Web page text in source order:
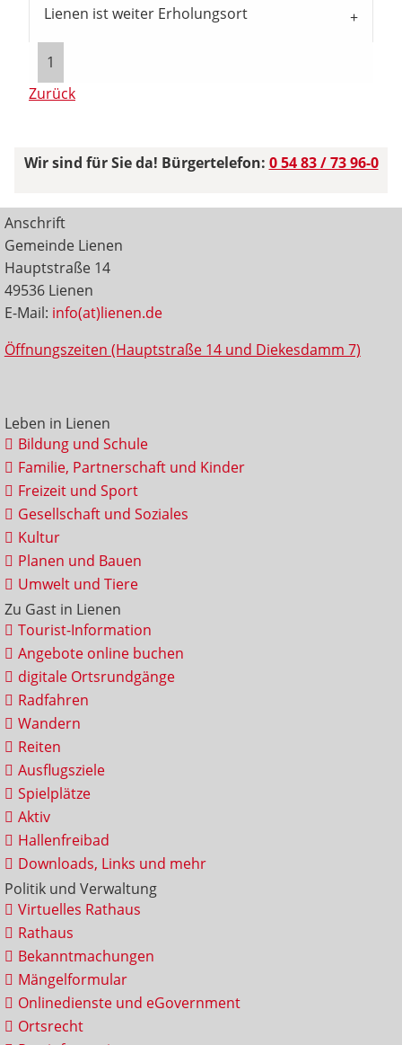
Lienen ist weiter Erholungsort
1
Zurück
Wir sind für Sie da! Bürgertelefon: 0 54 83 / 73 96-0
Anschrift
Gemeinde Lienen
Hauptstraße 14
49536 Lienen
E-Mail: info(at)lienen.de
Öffnungszeiten (Hauptstraße 14 und Diekesdamm 7)
Leben in Lienen
Bildung und Schule
Familie, Partnerschaft und Kinder
Freizeit und Sport
Gesellschaft und Soziales
Kultur
Planen und Bauen
Umwelt und Tiere
Zu Gast in Lienen
Tourist-Information
Angebote online buchen
digitale Ortsrundgänge
Radfahren
Wandern
Reiten
Ausflugsziele
Spielplätze
Aktiv
Hallenfreibad
Downloads, Links und mehr
Politik und Verwaltung
Virtuelles Rathaus
Rathaus
Bekanntmachungen
Mängelformular
Onlinedienste und eGovernment
Ortsrecht